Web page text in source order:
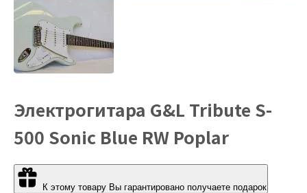
Электрогитара G&L Tribute S-
500 Sonic Blue RW Poplar
К этому товару Вы гарантировано получаете подарок